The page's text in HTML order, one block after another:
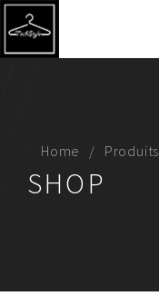
Home Produits
SHOP